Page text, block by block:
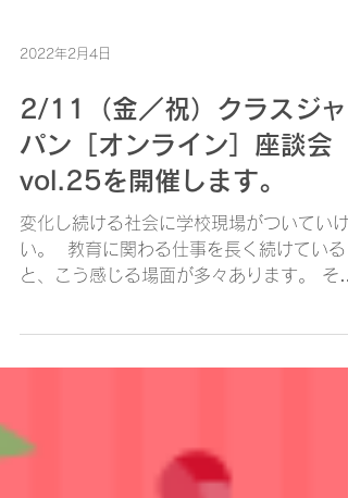
2/11（金／祝）クラスジャ
パン［オンライン］座談会
vol.25を開催します。
変化し続ける社会に学校現場がついていけ
い。 ​ 教育に関わる仕事を長く続けている
代償は子どもたちです。 不登校の数は年々
増え続けています。 ですが、学校は簡単に